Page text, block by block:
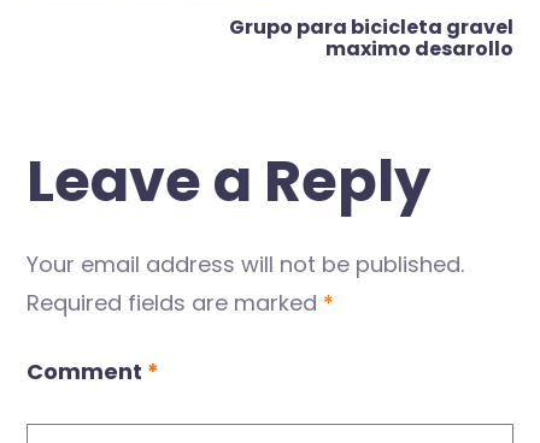
Grupo para bicicleta gravel
maximo desarollo
Leave a Reply
Your email address will not be published.
Required fields are marked *
Comment *